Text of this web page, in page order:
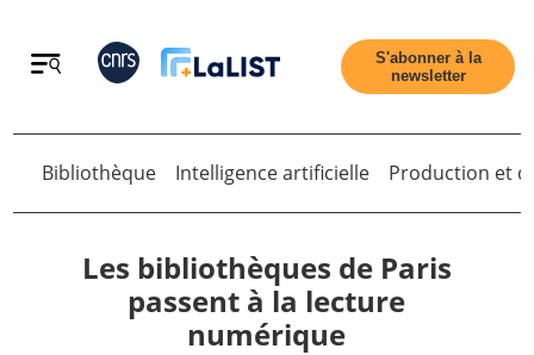
Retour
S'abonner à la
newsletter
Retour
Bibliothèque Intelligence artificielle Production et
Les bibliothèques de Paris
passent à la lecture
numérique